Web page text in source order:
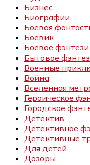
Бизнес
Биографии
Боевая
Боевик
Боевое фэнтези
Бытовое
Военные
Война
Вселенная
Героическое
Городское
Детектив
Детективное
Детективные
Для детей
Дозоры